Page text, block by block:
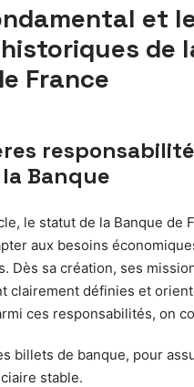
et
de
France
Banque
le statut de la Banque de
aux besoins
Dès sa création, ses
clairement définies et
ces responsabilités, on
billets de banque, pour
stable.